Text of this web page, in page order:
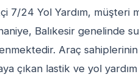
7/24 Yol Yardım, müşteri
Balıkesir genelinde
Araç sahiplerinin
çıkan lastik ve yol yardım